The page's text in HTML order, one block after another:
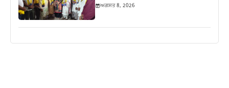
ਅਗਸਤ 8, 2026